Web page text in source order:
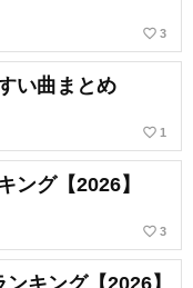
favorite_border 3
い曲まとめ
favorite_border 1
ング【2026】
favorite_border 3